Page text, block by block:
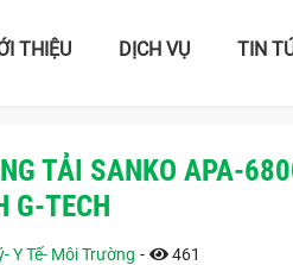
THIỆU DỊCH VỤ TIN
TẢI SANKO APA-
G-TECH
Y Tế- Môi Trường - 461